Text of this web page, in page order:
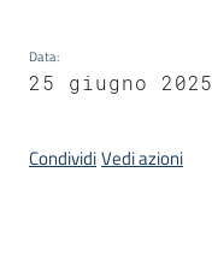
Servizi
Data:
25 giugno 2025
CondividiVedi azioni